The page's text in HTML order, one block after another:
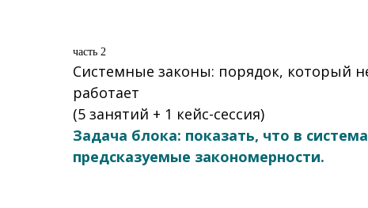
часть 2
Системные законы: порядок, который
работает
(5 занятий + 1 кейс-сессия)
Задача блока: показать, что в
предсказуемые закономерности.